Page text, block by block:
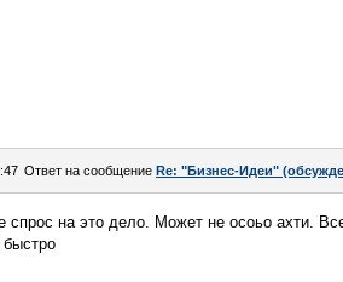
Ответ на сообщение Re: "Бизнес-Идеи"
спрос на это дело. Может не осоьо ахти.
быстро